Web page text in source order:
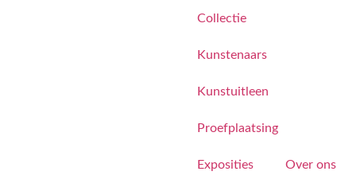
Collectie
Kunstenaars
Kunstuitleen
Proefplaatsing
Exposities Over ons